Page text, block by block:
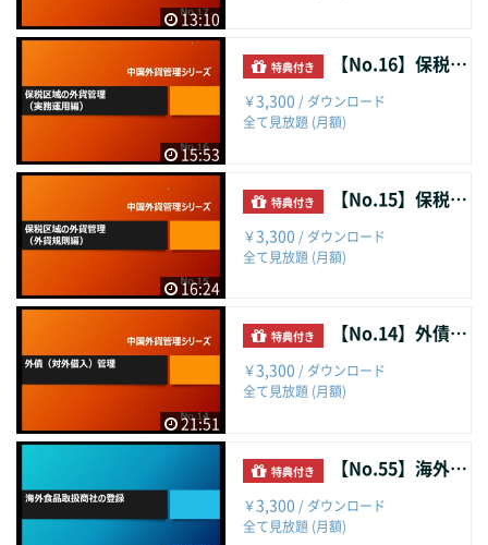
13:10
15:53
特典付き 【No.16】保税区域の外貨管理（実務運用編）
￥3,300 / ダウンロード
全て見放題 (月額)
16:24
特典付き 【No.15】保税区域の外貨管理（外貨規則編）
￥3,300 / ダウンロード
全て見放題 (月額)
21:51
特典付き 【No.14】外債（対外借入）管理
￥3,300 / ダウンロード
全て見放題 (月額)
特典付き 【No.55】海外食品取扱商社の登録
￥3,300 / ダウンロード
全て見放題 (月額)